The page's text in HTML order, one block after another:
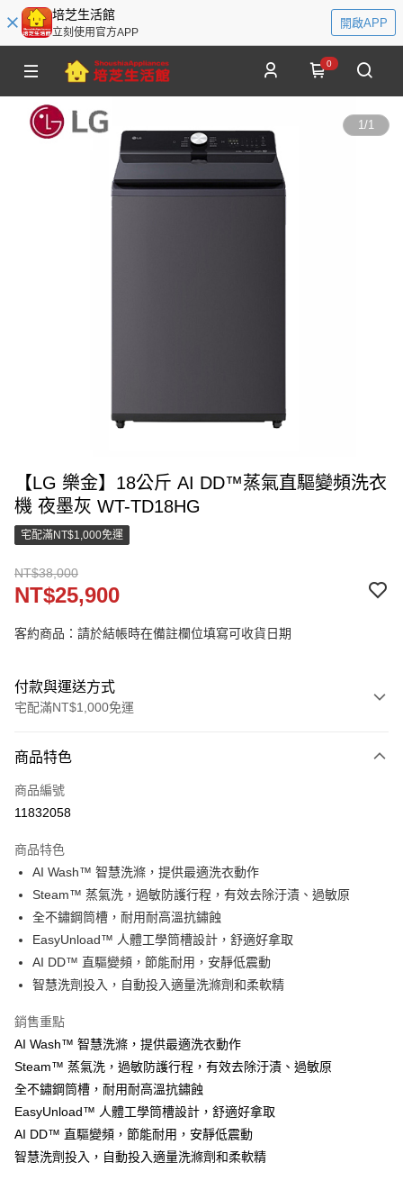
培芝生活館
立刻使用官方APP
開啟APP
0
1/1
【LG 樂金】18公斤 AI DD™蒸氣直驅變頻洗衣
機 夜墨灰 WT-TD18HG
宅配滿NT$1,000免運
NT$38,000
NT$25,900
客約商品：請於結帳時在備註欄位填寫可收貨日期
付款與運送方式
宅配滿NT$1,000免運
信用卡一次付款
LINE Pay
悠遊付
ATM付款
運送方式
貨到付現給宅配司機 (大家電需貨到付款服務 請電洽0977103621)
商品特色
商品編號
11832058
商品特色
AI Wash™ 智慧洗滌，提供最適洗衣動作
Steam™ 蒸氣洗，過敏防護行程，有效去除汙漬、過敏原
全不鏽鋼筒槽，耐用耐高溫抗鏽蝕
EasyUnload™ 人體工學筒槽設計，舒適好拿取
AI DD™ 直驅變頻，節能耐用，安靜低震動
智慧洗劑投入，自動投入適量洗滌劑和柔軟精
銷售重點
AI Wash™ 智慧洗滌，提供最適洗衣動作
Steam™ 蒸氣洗，過敏防護行程，有效去除汙漬、過敏原
全不鏽鋼筒槽，耐用耐高溫抗鏽蝕
EasyUnload™ 人體工學筒槽設計，舒適好拿取
AI DD™ 直驅變頻，節能耐用，安靜低震動
智慧洗劑投入，自動投入適量洗滌劑和柔軟精